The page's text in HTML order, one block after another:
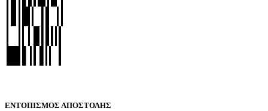
ΕΝΤΟΠΙΣΜΟΣ ΑΠΟΣΤΟΛΗΣ